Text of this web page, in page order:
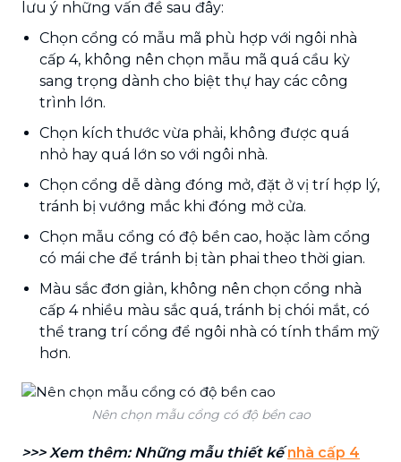
lưu ý những vấn đề sau đây:
Chọn cổng có mẫu mã phù hợp với ngôi nhà
cấp 4, không nên chọn mẫu mã quá cầu kỳ
sang trọng dành cho biệt thự hay các công
trình lớn.
Chọn kích thước vừa phải, không được quá
nhỏ hay quá lớn so với ngôi nhà.
Chọn cổng dễ dàng đóng mở, đặt ở vị trí hợp lý,
tránh bị vướng mắc khi đóng mở cửa.
Chọn mẫu cổng có độ bền cao, hoặc làm cổng
có mái che để tránh bị tàn phai theo thời gian.
Màu sắc đơn giản, không nên chọn cổng nhà
cấp 4 nhiều màu sắc quá, tránh bị chói mắt, có
thể trang trí cổng để ngôi nhà có tính thẩm mỹ
hơn.
Nên chọn mẫu cổng có độ bền cao
>>> Xem thêm: Những mẫu thiết kếnhà cấp 4